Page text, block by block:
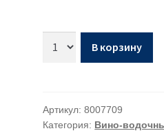
В корзину
Артикул:8007709
Категория: Вино-